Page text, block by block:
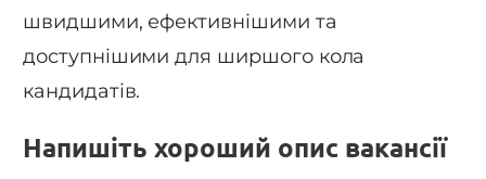
швидшими, ефективнішими та
доступнішими для ширшого кола
кандидатів.
Напишіть хороший опис вакансії